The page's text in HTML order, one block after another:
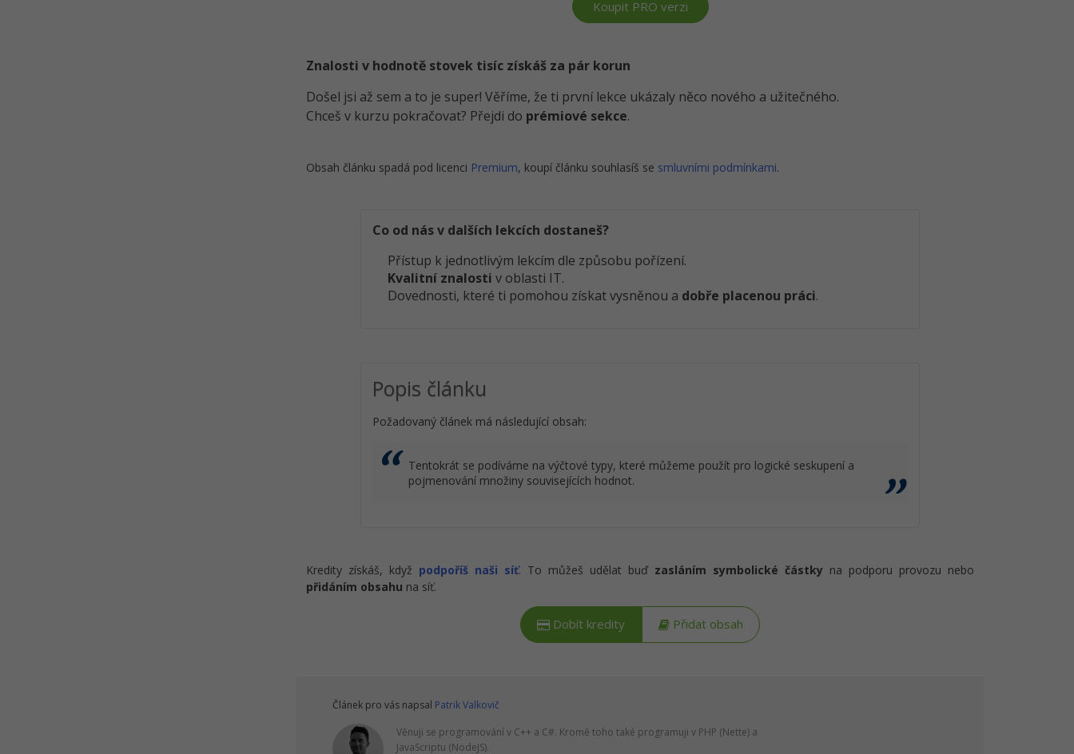
Koupit PRO verzi
Znalosti v hodnotě stovek tisíc získáš za pár korun
Došel jsi až sem a to je super! Věříme, že ti první lekce ukázaly něco nového a užitečného.
Chceš v kurzu pokračovat? Přejdi do prémiové sekce.
Obsah článku spadá pod licenci Premium, koupí článku souhlasíš se smluvními podmínkami.
Co od nás v dalších lekcích dostaneš?
Přístup k jednotlivým lekcím dle způsobu pořízení.
Kvalitní znalosti v oblasti IT.
Dovednosti, které ti pomohou získat vysněnou a dobře placenou práci.
Popis článku
Požadovaný článek má následující obsah:
Tentokrát se podíváme na výčtové typy, které můžeme použít pro logické seskupení a
pojmenování množiny souvisejících hodnot.
Kredity získáš, když podpoříš naši síť. To můžeš udělat buď zasláním symbolické částky na podporu provozu nebo
přidáním obsahu na síť.
Dobít kredity Přidat obsah
Článek pro vás napsal Patrik Valkovič
Věnuji se programování v C++ a C#. Kromě toho také programuji v PHP (Nette) a
JavaScriptu (NodeJS).